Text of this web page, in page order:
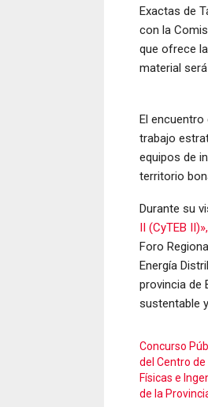
Exactas de
con la
que ofrece
material
El
trabajo
equipos de
territorio
Durante su
II (CyTEB II)»,
Foro
Energía
provincia de
sustentable
Concurso
del Centro
Físicas e
de la